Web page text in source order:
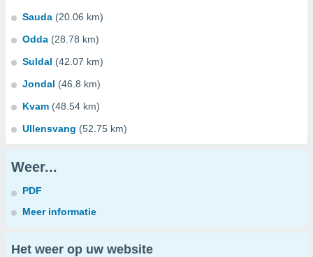
Sauda (20.06 km)
Odda (28.78 km)
Suldal (42.07 km)
Jondal (46.8 km)
Kvam (48.54 km)
Ullensvang (52.75 km)
Weer...
PDF
Meer informatie
Het weer op uw website